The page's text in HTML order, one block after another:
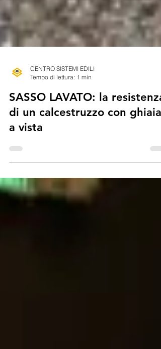
CENTRO SISTEMI EDILI
Tempo di lettura: 1 min
SASSO LAVATO: la resistenza
di un calcestruzzo con ghiaia
a vista